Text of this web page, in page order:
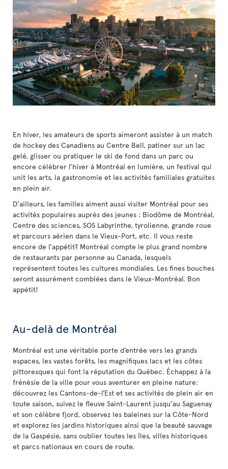
En hiver, les amateurs de sports aimeront assister à un match
de hockey des Canadiens au Centre Bell, patiner sur un lac
gelé, glisser ou pratiquer le ski de fond dans un parc ou
encore célébrer l’hiver à Montréal en lumière, un festival qui
unit les arts, la gastronomie et les activités familiales gratuites
en plein air.
D’ailleurs, les familles aiment aussi visiter Montréal pour ses
activités populaires auprès des jeunes : Biodôme de Montréal,
Centre des sciences, SOS Labyrinthe, tyrolienne, grande roue
et parcours aérien dans le Vieux-Port, etc. Il vous reste
encore de l’appétit? Montréal compte le plus grand nombre
de restaurants par personne au Canada, lesquels
représentent toutes les cultures mondiales. Les fines bouches
seront assurément comblées dans le Vieux-Montréal. Bon
appétit!
Au-delà de Montréal
Montréal est une véritable porte d’entrée vers les grands
espaces, les vastes forêts, les magnifiques lacs et les côtes
pittoresques qui font la réputation du Québec. Échappez à la
frénésie de la ville pour vous aventurer en pleine nature:
découvrez les Cantons-de-l’Est et ses activités de plein air en
toute saison, suivez le fleuve Saint-Laurent jusqu’au Saguenay
et son célèbre fjord, observez les baleines sur la Côte-Nord
et explorez les jardins historiques ainsi que la beauté sauvage
de la Gaspésie, sans oublier toutes les îles, villes historiques
et parcs nationaux en cours de route.